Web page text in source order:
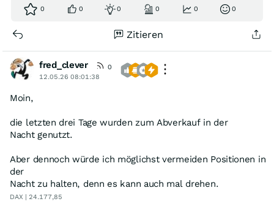
0 0 0 0 0 0
Zitieren
fred_clever
0
12.05.26 08:01:38
Moin,
die letzten drei Tage wurden zum Abverkauf in der
Nacht genutzt.
Aber dennoch würde ich möglichst vermeiden Positionen in
der
Nacht zu halten, denn es kann auch mal drehen.
DAX | 24.177,85